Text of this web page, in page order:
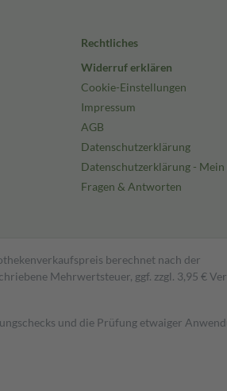
Rechtliches
Widerruf erklären
Cookie-Einstellungen
Impressum
AGB
Datenschutzerklärung
Datenschutzerklärung -
Fragen & Antworten
berechnet nach der
Mehrwertsteuer, ggf. zzgl. 3,95 €
und die Prüfung etwaiger